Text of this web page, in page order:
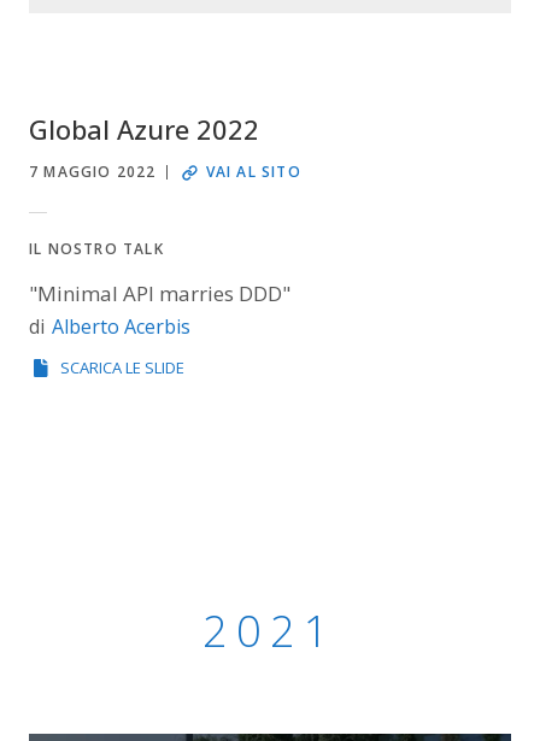
Global Azure 2022
7 MAGGIO 2022 VAI AL SITO
IL NOSTRO TALK
"Minimal API marries DDD"
di Alberto Acerbis
SCARICA LE SLIDE
2021